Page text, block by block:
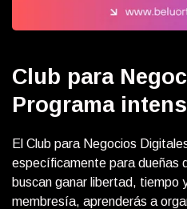
Club para
Programa
El Club para Negocios
específicamente para dueñas
buscan ganar libertad, tiempo
membresía, aprenderás a